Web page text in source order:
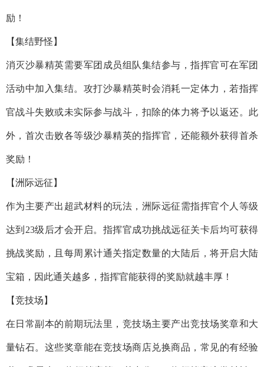
励！
【集结野怪】
消灭沙暴精英需要军团成员组队集结参与，指挥官可在军团
活动中加入集结。攻打沙暴精英时会消耗一定体力，若指挥
官战斗失败或未实际参与战斗，扣除的体力将予以返还。此
外，首次击败各等级沙暴精英的指挥官，还能额外获得首杀
奖励！
【洲际远征】
作为主要产出超武材料的玩法，洲际远征需指挥官个人等级
达到23级后才会开启。指挥官成功挑战远征关卡后均可获得
挑战奖励，且每周累计通关指定数量的大陆后，将开启大陆
宝箱，因此通关越多，指挥官能获得的奖励就越丰厚！
【竞技场】
在日常副本的前期玩法里，竞技场主要产出竞技场奖章和大
量钻石。这些奖章能在竞技场商店兑换商品，常见的有经验